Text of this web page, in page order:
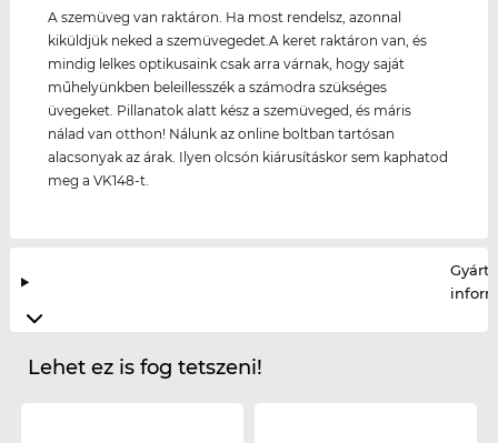
A szemüveg van raktáron. Ha most rendelsz, azonnal
kiküldjük neked a szemüvegedet.A keret raktáron van, és
mindig lelkes optikusaink csak arra várnak, hogy saját
műhelyünkben beleillesszék a számodra szükséges
üvegeket. Pillanatok alatt kész a szemüveged, és máris
nálad van otthon! Nálunk az online boltban tartósan
alacsonyak az árak. Ilyen olcsón kiárusításkor sem kaphatod
meg a VK148-t.
Lehet ez is fog tetszeni!